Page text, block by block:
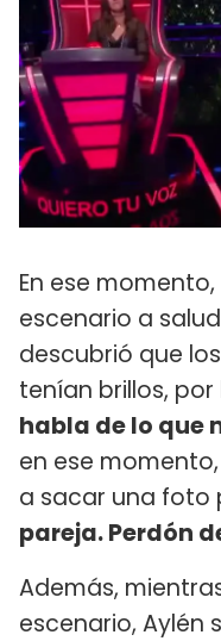
En ese momento,
escenario a
descubrió que
tenían brillos,
habla de lo que
en ese
a sacar una foto
pareja. Perdón
Además,
escenario, Aylén